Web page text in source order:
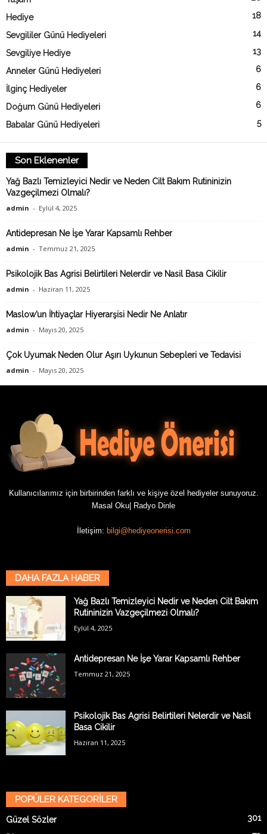
Hediye 18
Sevgililer Günü Hediyeleri 14
Sevgiliye Hediye 13
Anneler Günü Hediyeleri 6
İlginç Hediyeler 6
Doğum Günü Hediyeleri 6
Babalar Günü Hediyeleri 5
Son Eklenenler
Yağ Bazlı Temizleyici Nedir ve Neden Cilt Bakım Rutininizin
Vazgeçilmezi Olmalı?
admin - Eylül 4, 2025
Antidepresan Ne İşe Yarar Kapsamlı Rehber
admin - Temmuz 21, 2025
Psikolojik Bas Agrisi Belirtileri Nelerdir ve Nasil Basa Cikilir
admin - Haziran 11, 2025
Maslow’un İhtiyaçlar Hiyerarşisi Nedir Ne Anlatır
admin - Mayıs 20, 2025
Çok Uyumak Neden Olur Aşırı Uykunun Sebepleri ve Tedavisi
admin - Mayıs 20, 2025
Kullanıcılarımız için birbirinden farklı ve kişiye özel hediyeler sunuyoruz.
Masal Oku Radyo Dinle
İletişim: bilgi@hediyeonerisi.com
DAHA FAZLA HABER
Yağ Bazlı Temizleyici Nedir ve Neden Cilt Bakım
Rutininizin Vazgeçilmezi Olmalı?
Eylül 4, 2025
Antidepresan Ne İşe Yarar Kapsamlı Rehber
Temmuz 21, 2025
Psikolojik Bas Agrisi Belirtileri Nelerdir ve Nasil
Basa Cikilir
Haziran 11, 2025
POPÜLER KATEGORİLER
Güzel Sözler 301